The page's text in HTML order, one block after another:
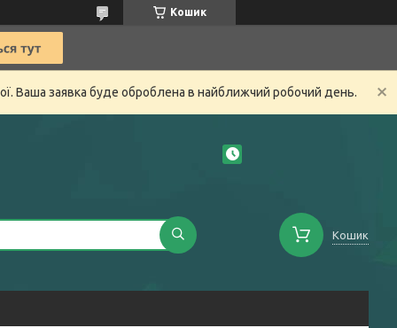
Кошик
Ваша заявка буде оброблена в найближчий робочий день.
Кошик